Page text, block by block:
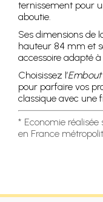
ternissement pour
aboutie.
Ses dimensions de
hauteur 84 mm et
accessoire adapté
Choisissez l’
pour parfaire vos
classique avec une
* Economie
en France